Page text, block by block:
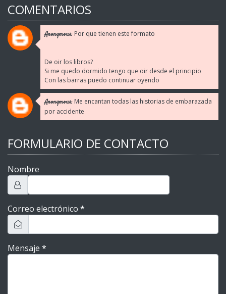
COMENTARIOS
Anonymous: Por que tienen este formato
De oir los libros?
Si me quedo dormido tengo que oir desde el principio
Con las barras puedo continuar oyendo
Anonymous: Me encantan todas las historias de embarazada
por accidente
FORMULARIO DE CONTACTO
Nombre
Correo electrónico *
Mensaje *